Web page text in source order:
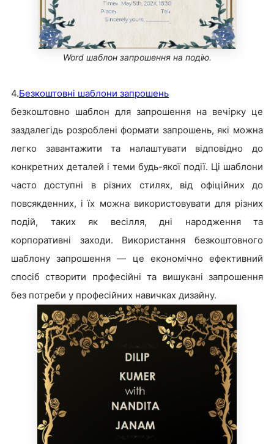
Word шаблон запрошення на подію.
4.Безкоштовні шаблони запрошень
безкоштовно шаблон для запрошення на вечірку це
заздалегідь розроблені формати запрошень, які можна
легко завантажити та налаштувати відповідно до
конкретних деталей і теми будь-якої події. Ці шаблони
часто доступні в різних стилях, від офіційних до
повсякденних, і їх можна використовувати для різних
подій, таких як весілля, дні народження та
корпоративні заходи. Використання безкоштовного
шаблону запрошення — це економічно ефективний
спосіб створити професійні та вишукані запрошення
без потреби у професійних навичках дизайну.